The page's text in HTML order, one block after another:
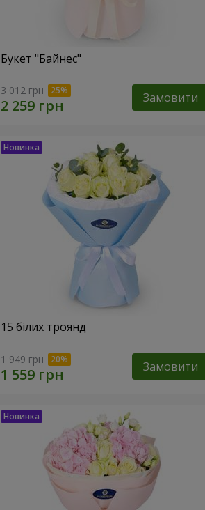
Букет "Байнес"
3 012 грн Замовити
15 білих троянд
1 949 грн Замовити